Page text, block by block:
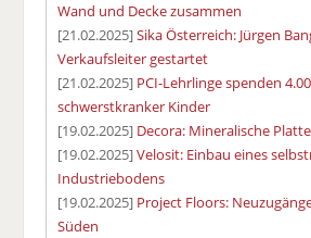
Wand und Decke zusammen
[21.02.2025]Sika Österreich: Jürgen
Verkaufsleiter gestartet
[21.02.2025] PCI-Lehrlinge spenden
schwerstkranker Kinder
[19.02.2025] Decora: Mineralische
[19.02.2025]Velosit: Einbau eines
Industriebodens
[19.02.2025] Project Floors:
Süden